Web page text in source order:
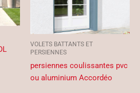
VOLETS BATTANTS ET
PERSIENNES
persiennes coulissantes pvc
ou aluminium Accordéo